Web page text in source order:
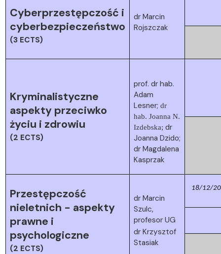
Cyberprzestępczość i
cyberbezpieczeństwo
(3 ECTS)
dr Marcin
Rojszczak
Kryminalistyczne
aspekty przeciwko
życiu i zdrowiu
(2 ECTS)
prof. dr hab.
Adam
Lesner; dr
hab. Joanna N.
Izdebska; dr
Joanna Dzido;
dr Magdalena
Kasprzak
Przestępczość
nieletnich - aspekty
prawne i
psychologiczne
(2 ECTS)
dr Marcin
Szulc,
profesor UG
dr Krzysztof
Stasiak
18/12/